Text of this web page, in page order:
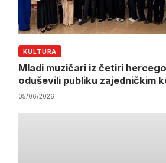
KULTURA
Mladi muzičari iz četiri
oduševili publiku zajedničkim
05/06/2026